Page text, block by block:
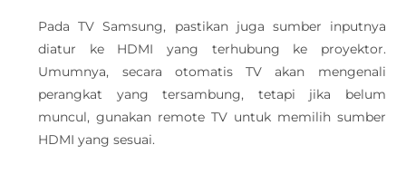
Pada TV Samsung, pastikan juga sumber inputnya
diatur ke HDMI yang terhubung ke proyektor.
Umumnya, secara otomatis TV akan mengenali
perangkat yang tersambung, tetapi jika belum
muncul, gunakan remote TV untuk memilih sumber
HDMI yang sesuai.